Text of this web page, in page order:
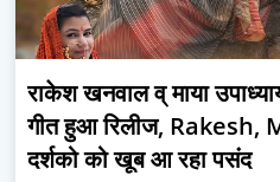
राकेश खनवाल व् माया
गीत हुआ रिलीज, Rakesh,
दर्शको को खूब आ रहा पसंद